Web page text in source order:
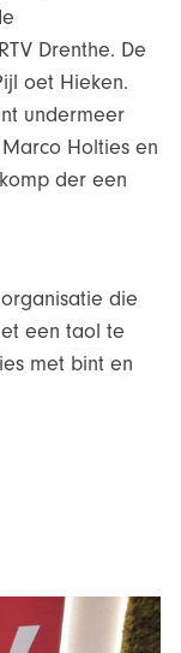
Drenthe. De
oet Hieken.
undermeer
Holties en
der een
die
een taol te
met bint en